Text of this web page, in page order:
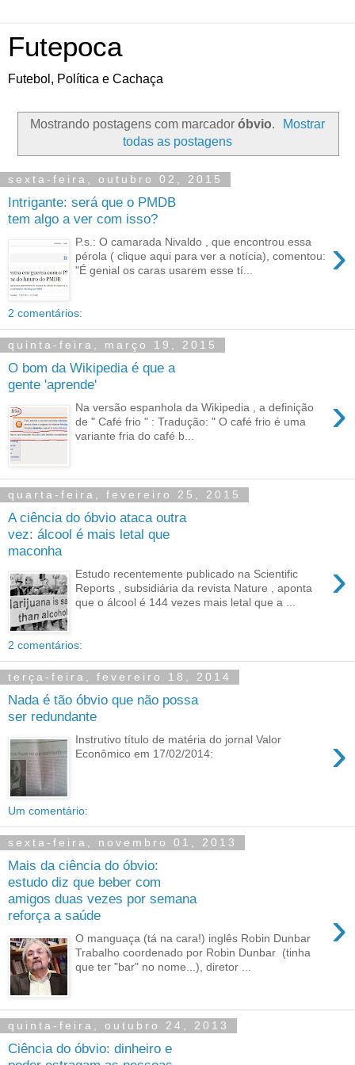
Futepoca
Futebol, Política e Cachaça
Mostrando postagens com marcador óbvio.
Mostrar
todas as postagens
sexta-feira, outubro 02, 2015
Intrigante: será que o PMDB
tem algo a ver com isso?
›
P.s.: O camarada Nivaldo , que encontrou essa
pérola ( clique aqui para ver a notícia), comentou:
"É genial os caras usarem esse tí...
2 comentários:
quinta-feira, março 19, 2015
O bom da Wikipedia é que a
gente 'aprende'
›
Na versão espanhola da Wikipedia , a definição
de " Café frio " : Tradução: " O café frio é uma
variante fria do café b...
quarta-feira, fevereiro 25, 2015
A ciência do óbvio ataca outra
vez: álcool é mais letal que
maconha
›
Estudo recentemente publicado na Scientific
Reports , subsidiária da revista Nature , aponta
que o álcool é 144 vezes mais letal que a ...
2 comentários:
terça-feira, fevereiro 18, 2014
Nada é tão óbvio que não possa
ser redundante
›
Instrutivo título de matéria do jornal Valor
Econômico em 17/02/2014:
Um comentário:
sexta-feira, novembro 01, 2013
Mais da ciência do óbvio:
estudo diz que beber com
amigos duas vezes por semana
reforça a saúde
›
O manguaça (tá na cara!) inglês Robin Dunbar
Trabalho coordenado por Robin Dunbar (tinha
que ter "bar" no nome...), diretor ...
quinta-feira, outubro 24, 2013
Ciência do óbvio: dinheiro e